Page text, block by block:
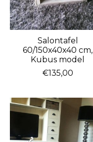
Salontafel
60/150x40x40 cm,
Kubus model
€135,00